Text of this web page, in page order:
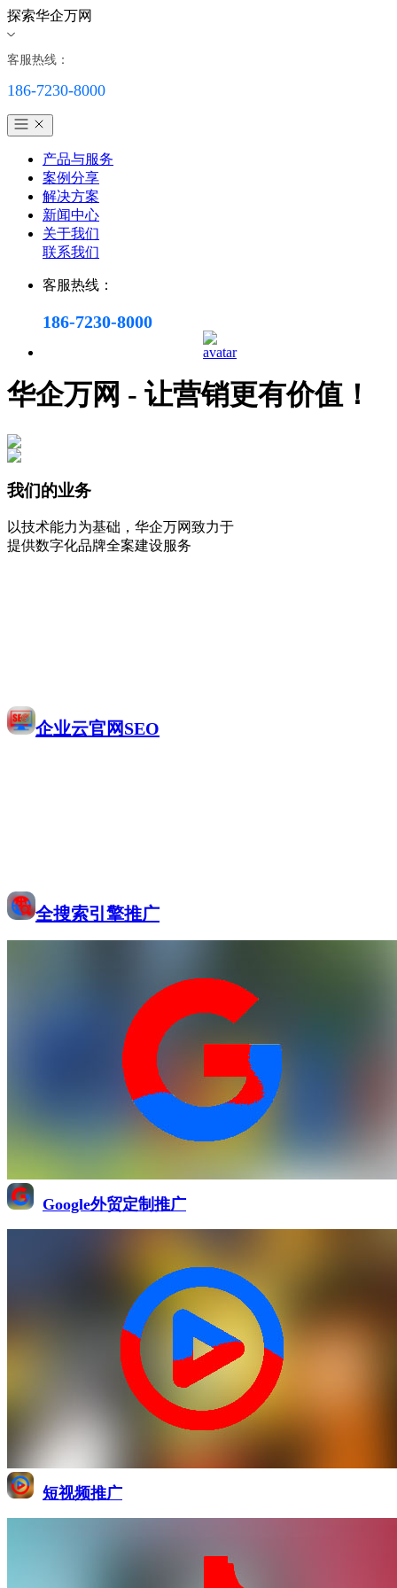
探索华企万网
客服热线：
186-7230-8000
产品与服务
案例分享
解决方案
新闻中心
关于我们
联系我们
客服热线：
186-7230-8000
华企万网 - 让营销更有价值！
我们的业务
以技术能力为基础，华企万网致力于
提供数字化品牌全案建设服务
企业云官网SEO
全搜索引擎推广
Google外贸定制推广
短视频推广